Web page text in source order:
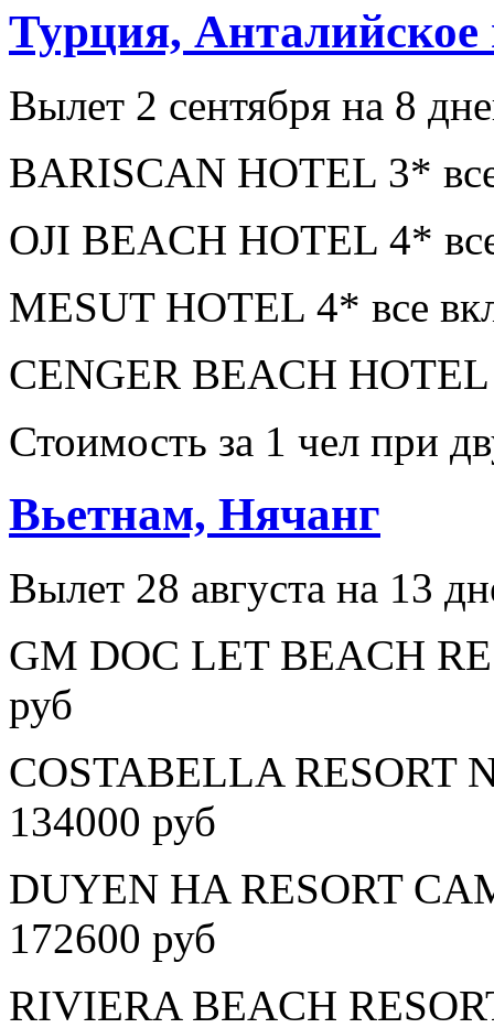
Турция, Анталийское
Вылет 2 сентября на 8
BARISCAN HOTEL 3*
OJI BEACH HOTEL 4*
MESUT HOTEL 4* все
CENGER BEACH
Стоимость за 1 чел при
Вьетнам, Нячанг
Вылет 28 августа на 13
GM DOC LET BEACH
руб
COSTABELLA RESORT
134000 руб
DUYEN HA RESORT
172600 руб
RIVIERA BEACH